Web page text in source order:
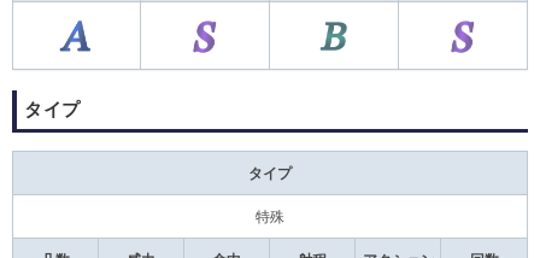
タイプ
タイプ
特殊